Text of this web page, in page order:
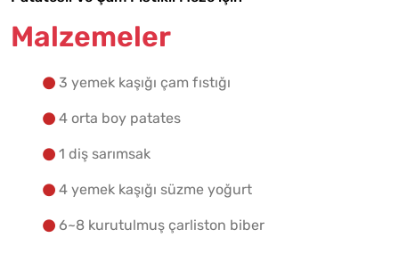
Malzemeler
3 yemek kaşığı çam fıstığı
4 orta boy patates
1 diş sarımsak
4 yemek kaşığı süzme yoğurt
6~8 kurutulmuş çarliston biber